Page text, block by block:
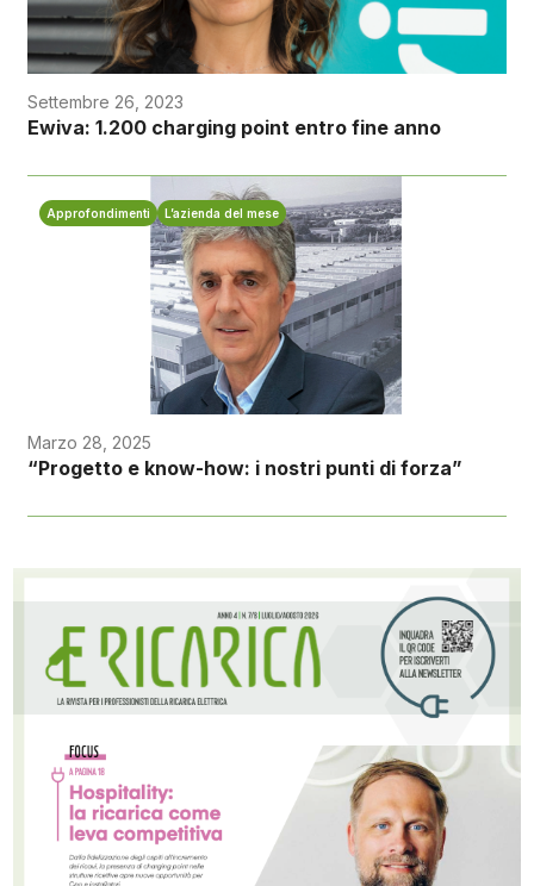
Settembre 26, 2023
Ewiva: 1.200 charging point entro fine anno
Approfondimenti L’azienda del mese
Marzo 28, 2025
“Progetto e know-how: i nostri punti di forza”